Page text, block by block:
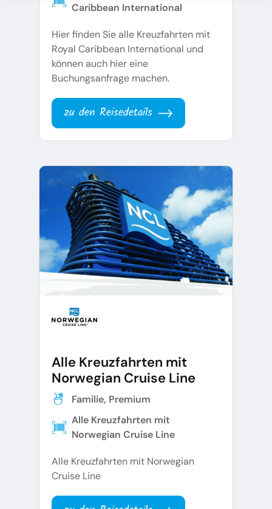
Caribbean International
Hier finden Sie alle Kreuzfahrten mit
Royal Caribbean International und
können auch hier eine
Buchungsanfrage machen.
zu den Reisedetails
Alle Kreuzfahrten mit
Norwegian Cruise Line
Familie, Premium
Alle Kreuzfahrten mit
Norwegian Cruise Line
Alle Kreuzfahrten mit Norwegian
Cruise Line